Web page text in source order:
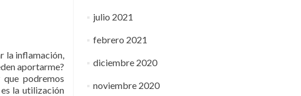
la inflamación,
aportarme?
podremos
la utilización
julio 2021
febrero 2021
diciembre 2020
noviembre 2020